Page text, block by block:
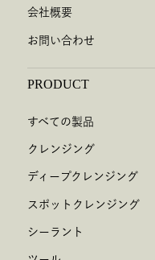
会社概要
お問い合わせ
PRODUCT
すべての製品
クレンジング
ディープクレンジング
スポットクレンジング
シーラント